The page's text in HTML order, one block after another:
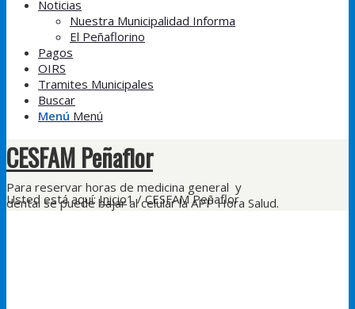
Noticias
Nuestra Municipalidad Informa
El Peñaflorino
Pagos
OIRS
Tramites Municipales
Buscar
Menú Menú
CESFAM Peñaflor
Usted está aquí: Inicio1 / CESFAM Peñaflor
Para reservar horas de medicina general y
dental se puede bajar al celular la APP Hora Salud.